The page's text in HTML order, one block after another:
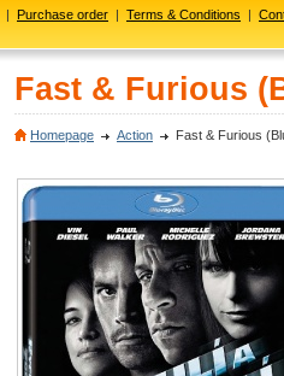
| Purchase order | Terms & Conditions |
Fast & Furious
Homepage Action Fast & Furious